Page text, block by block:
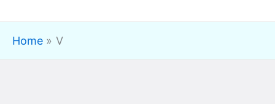
Home V